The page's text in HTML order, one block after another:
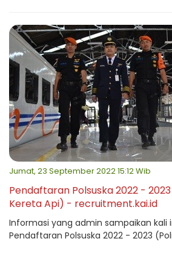
Jumat, 23 September 2022 15:12 Wib
Pendaftaran Polsuska 2022 - 2023
Kereta Api) - recruitment.kai.id
Informasi yang admin sampaikan kali
Pendaftaran Polsuska 2022 - 2023